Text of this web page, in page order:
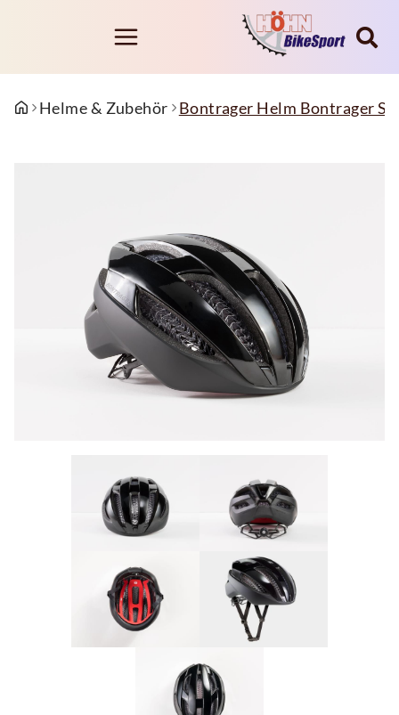
Helme & Zubehör Bontrager Helm Bontrager